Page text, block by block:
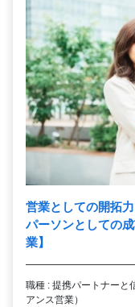
営業としての開拓
パーソンとしての
業】
職種 : 提携パートナーと
アンス営業）